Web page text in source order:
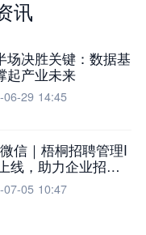
讯
场决胜关键：数据基
起产业未来
06-29 14:45
信｜梧桐招聘管理I
线，助力企业招聘
07-05 10:47